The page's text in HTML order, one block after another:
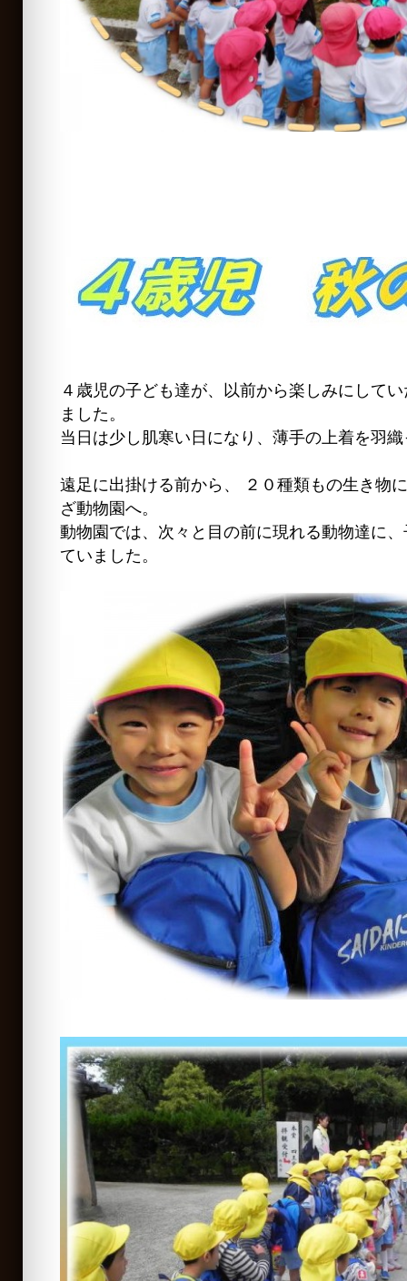
４歳児の子ども達が、以前から楽しみにして
ました。
当日は少し肌寒い日になり、薄手の上着を羽
遠足に出掛ける前から、 ２０種類もの生き物
ざ動物園へ。
動物園では、次々と目の前に現れる動物達に
ていました。